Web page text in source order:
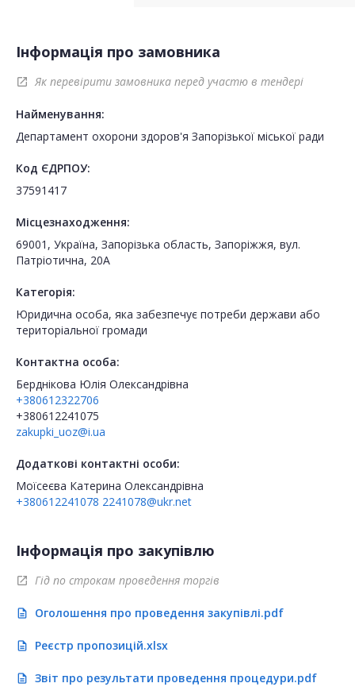
Інформація про замовника
open_in_new Як перевірити замовника перед участю в тендері
Найменування:
Департамент охорони здоров'я Запорізької міської ради
Код ЄДРПОУ:
37591417
Місцезнаходження:
69001, Україна, Запорізька область, Запоріжжя, вул.
Патріотична, 20А
Категорія:
Юридична особа, яка забезпечує потреби держави або
територіальної громади
Контактна особа:
Берднікова Юлія Олександрівна
+380612322706
+380612241075
zakupki_uoz@i.ua
Додаткові контактні особи:
Моїсеєва Катерина Олександрівна
+380612241078 2241078@ukr.net
Інформація про закупівлю
open_in_new Гід по строкам проведення торгів
description Оголошення про проведення закупівлі.pdf
description Реєстр пропозицій.xlsx
description Звіт про результати проведення процедури.pdf